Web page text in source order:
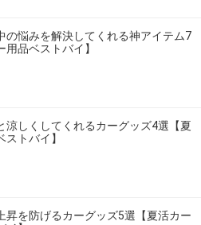
の悩みを解決してくれる神アイテム7
用品ベストバイ】
涼しくしてくれるカーグッズ4選【夏
トバイ】
昇を防げるカーグッズ5選【夏活カー